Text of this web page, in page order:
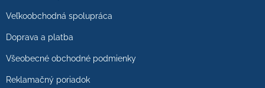
Veľkoobchodná spolupráca
Doprava a platba
Všeobecné obchodné podmienky
Reklamačný poriadok